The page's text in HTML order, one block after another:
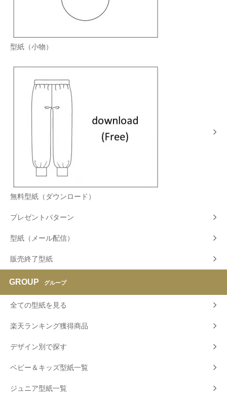
型紙（小物）
無料型紙（ダウンロード）
プレゼントパターン
型紙（メール配信）
販売終了型紙
GROUP グループ
全ての型紙を見る
楽天ランキング獲得商品
デザイン別で探す
ベビー＆キッズ型紙一覧
ジュニア型紙一覧